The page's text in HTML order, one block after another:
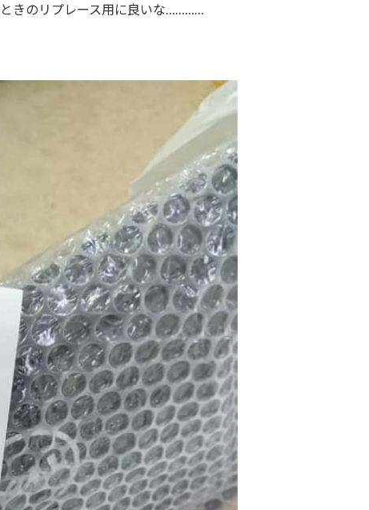
きのリプレース用に良いな…………